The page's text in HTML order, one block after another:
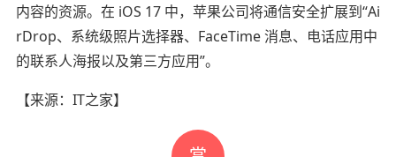
内容的资源。在 iOS 17 中，苹果公司将通信安全扩展到“Ai
rDrop、系统级照片选择器、FaceTime 消息、电话应用中
的联系人海报以及第三方应用”。
【来源： IT之家】